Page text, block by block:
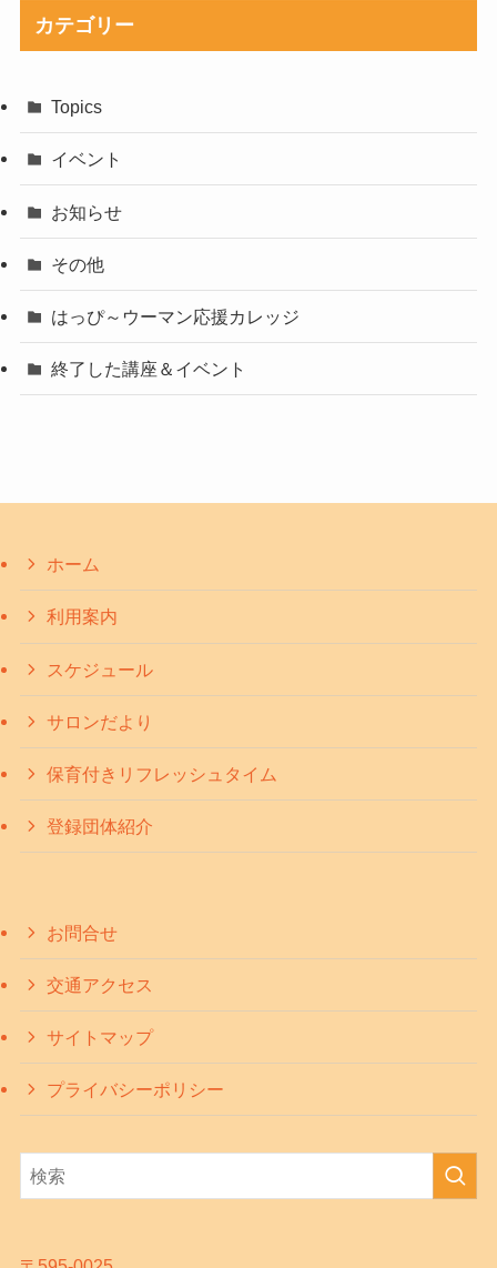
カテゴリー
Topics
イベント
お知らせ
その他
はっぴ～ウーマン応援カレッジ
終了した講座＆イベント
ホーム
利用案内
スケジュール
サロンだより
保育付きリフレッシュタイム
登録団体紹介
お問合せ
交通アクセス
サイトマップ
プライバシーポリシー